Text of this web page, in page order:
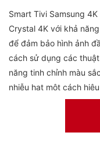
Smart Tivi Samsung
Crystal 4K với khả
để đảm bảo hình ảnh
cách sử dụng các
năng tinh chỉnh màu
nhiễu hạt một cách